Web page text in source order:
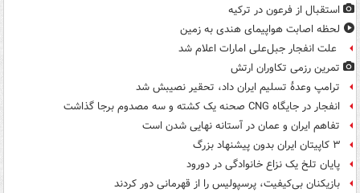
استقبال از فرعون در ترکیه
لحظه اصابت هواپیمای هندی به زمین
علت انفجار جبل‌علی امارات اعلام شد
تمرین رزمی تکاوران ارتش
ترامپ وعدۀ تسلیم ایران داد، تحقیر نصیبش شد
انفجار در جایگاه CNG صحنه یک کشته و سه مصدوم برجا گذاشت
تفاهم ایران و عمان در آستانه نهایی شدن است
۳ کاپیتان ایران بدون پیشنهاد بزرگ
پایان تلخ یک نزاع خانوادگی در دورود
بازیکنان بی‌کیفیت، پرسپولیس را از قهرمانی دور کردند